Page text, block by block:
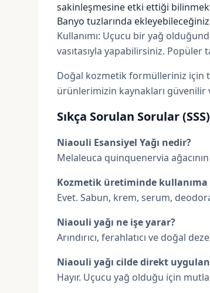
sakinleşmesine etki ettiği
Banyo tuzlarında
Kullanımı: Uçucu bir yağ
vasıtasıyla yapabilirsiniz. Popüler
Doğal kozmetik formülleriniz için
ürünlerimizin kaynakları güvenilir
Sıkça Sorulan Sorular (SSS)
Niaouli Esansiyel Yağı nedir?
Melaleuca quinquenervia
Kozmetik üretiminde
Evet. Sabun, krem, serum,
Niaouli yağı ne işe yarar?
Arındırıcı, ferahlatıcı ve doğal
Niaouli yağı cilde direkt
Hayır. Uçucu yağ olduğu için